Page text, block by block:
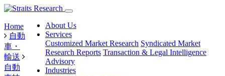
About Us
Services
Customized Market Research Syndicated Market
Research Reports Transaction & Legal Intelligence
Advisory
Industries
Home
自動
車・
輸送
自動